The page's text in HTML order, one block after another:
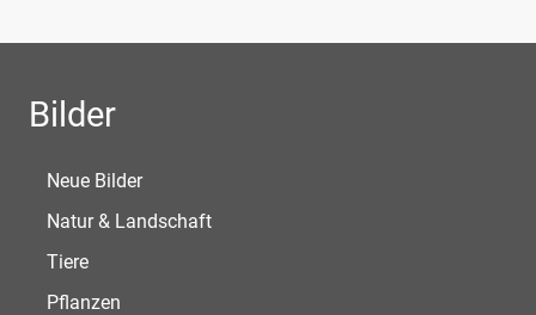
Bilder
Neue Bilder
Natur & Landschaft
Tiere
Pflanzen